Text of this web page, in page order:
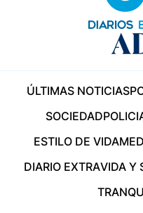
ÚLTIMAS NOTICIAS
SOCIEDAD
ESTILO DE VIDA
DIARIO EXTRAVIDA Y